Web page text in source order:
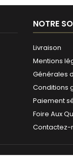
NOTRE
Livraison
Mentions
Générales
Conditions
Paiement
Foire Aux
Contactez-